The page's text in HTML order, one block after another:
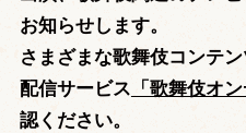
お知らせします。
さまざまな歌舞伎コンテ
配信サービス 「歌舞伎オ
認ください。